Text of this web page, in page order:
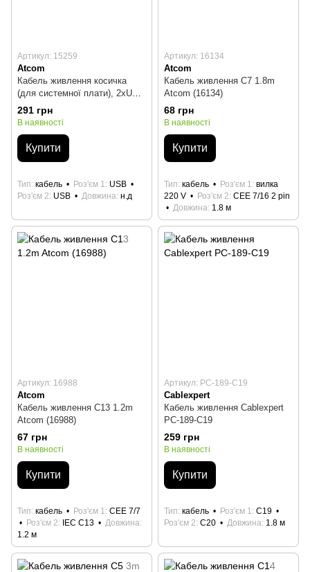
Артикул: 15259
Atcom
Кабель живлення косичка
(для системної плати), 2xUSB
3.0 Atcom (15259)
291 грн
В наявності
Купити
Тип кабель Роз'єм 1 USB
Роз'єм 2 USB Довжина н.д
Артикул: 16134
Atcom
Кабель живлення C7 1.8m
Atcom (16134)
68 грн
В наявності
Купити
Тип кабель Роз'єм 1 вилка
220 V
Роз'єм 2 CEE 7/16 2 pin
Довжина 1.8 м
Артикул: 16988
Atcom
Кабель живлення C13 1.2m
Atcom (16988)
67 грн
В наявності
Купити
Тип кабель Роз'єм 1 CEE 7/7
Роз'єм 2
IEC C13
Довжина
1.2 м
Артикул: PC-189-C19
Cablexpert
Кабель живлення Cablexpert
PC-189-C19
259 грн
В наявності
Купити
Тип кабель Роз'єм 1 С19
Роз'єм 2 C20 Довжина 1.8 м